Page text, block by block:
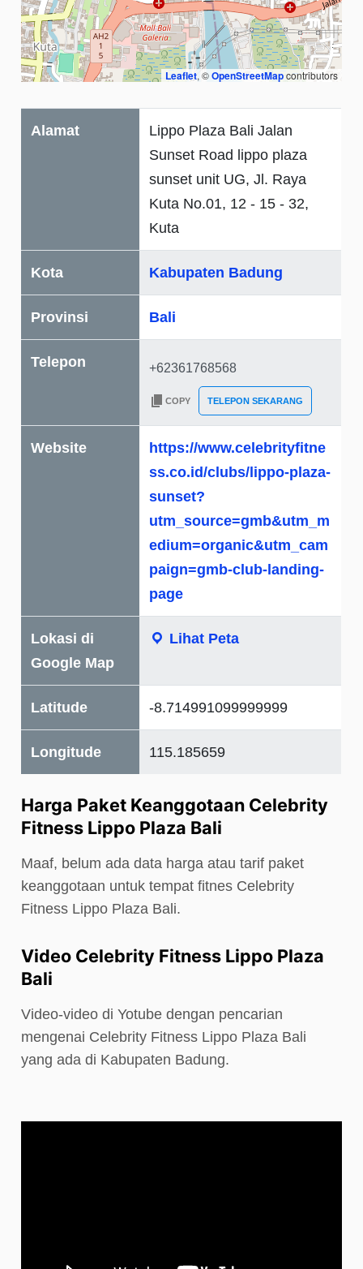
Leaflet, ©OpenStreetMapcontributors
Alamat
Lippo Plaza Bali Jalan
Sunset Road lippo plaza
sunset unit UG, Jl. Raya
Kuta No.01, 12 - 15 - 32,
Kuta
Kota Kabupaten Badung
Provinsi Bali
Telepon
COPY TELEPON SEKARANG
Website
https://www.celebrityfitne
ss.co.id/clubs/lippo-plaza-
sunset?
utm_source=gmb&utm_m
edium=organic&utm_cam
paign=gmb-club-landing-
page
Lokasi di
Google Map
Lihat Peta
Latitude -8.714991099999999
Longitude 115.185659
Harga Paket Keanggotaan Celebrity
Fitness Lippo Plaza Bali
Maaf, belum ada data harga atau tarif paket
keanggotaan untuk tempat fitnes Celebrity
Fitness Lippo Plaza Bali.
Video Celebrity Fitness Lippo Plaza
Bali
Video-video di Yotube dengan pencarian
mengenai Celebrity Fitness Lippo Plaza Bali
yang ada di Kabupaten Badung.